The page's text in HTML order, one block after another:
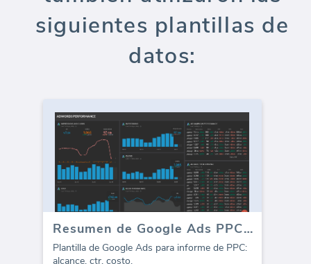
siguientes plantillas de
datos:
Resumen de Google Ads PPC (Informe)
Plantilla de Google Ads para informe de PPC:
alcance, ctr, costo.